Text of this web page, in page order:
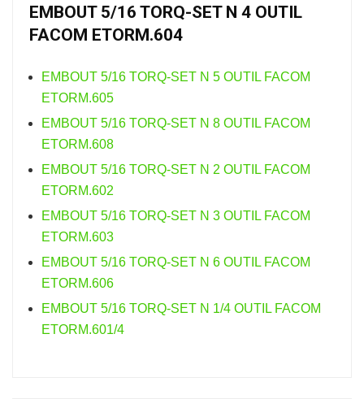
EMBOUT 5/16 TORQ-SET N 4 OUTIL
FACOM ETORM.604
EMBOUT 5/16 TORQ-SET N 5 OUTIL FACOM
ETORM.605
EMBOUT 5/16 TORQ-SET N 8 OUTIL FACOM
ETORM.608
EMBOUT 5/16 TORQ-SET N 2 OUTIL FACOM
ETORM.602
EMBOUT 5/16 TORQ-SET N 3 OUTIL FACOM
ETORM.603
EMBOUT 5/16 TORQ-SET N 6 OUTIL FACOM
ETORM.606
EMBOUT 5/16 TORQ-SET N 1/4 OUTIL FACOM
ETORM.601/4